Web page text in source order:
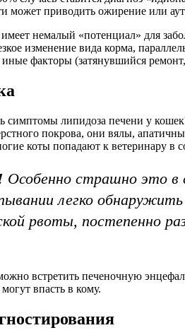
может приводить ожирение или
немалый «потенциал» для
изменение вида корма,
факторы (затянувшийся
симптомы липидоза печени у
покрова, они вялы,
коты попадают к ветеринару в
Особенно страшно это в
легко
рвоты, постепенно
встретить печеночную
впасть в кому.